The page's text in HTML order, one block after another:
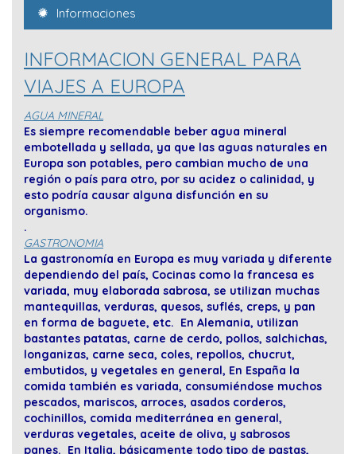
Informaciones
INFORMACION GENERAL PARA
VIAJES A EUROPA
AGUA MINERAL
Es siempre recomendable beber agua mineral
embotellada y sellada, ya que las aguas naturales en
Europa son potables, pero cambian mucho de una
región o país para otro, por su acidez o calinidad, y
esto podría causar alguna disfunción en su
organismo.
.
GASTRONOMIA
La gastronomía en Europa es muy variada y diferente
dependiendo del país, Cocinas como la francesa es
variada, muy elaborada sabrosa, se utilizan muchas
mantequillas, verduras, quesos, suflés, creps, y pan
en forma de baguete, etc. En Alemania, utilizan
bastantes patatas, carne de cerdo, pollos, salchichas,
longanizas, carne seca, coles, repollos, chucrut,
embutidos, y vegetales en general, En España la
comida también es variada, consumiéndose muchos
pescados, mariscos, arroces, asados corderos,
cochinillos, comida mediterránea en general,
verduras vegetales, aceite de oliva, y sabrosos
panes. En Italia, básicamente todo tipo de pastas,